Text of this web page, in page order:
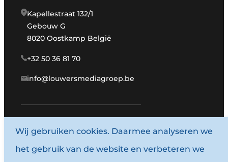
Kapellestraat 132/1
Gebouw G
8020 Oostkamp België
+32 50 36 81 70
info@louwersmediagroep.be
www.louwersmediagroep.com
© 1987 - 2026 Louwersmediagroep.
Wij gebruiken cookies. Daarmee analyseren we
het gebruik van de website en verbeteren we